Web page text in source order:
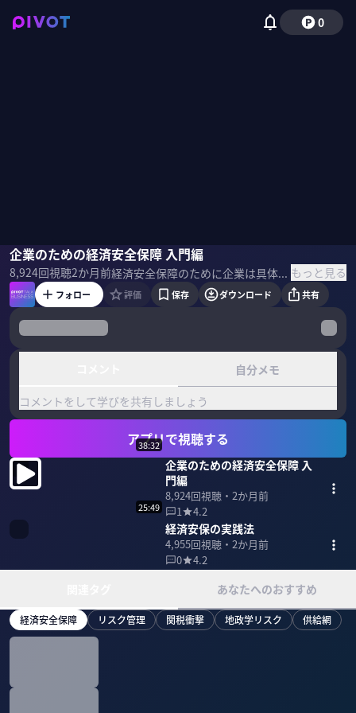
0
企業のための経済安全保障 入門編
8,924回視聴2か月前 経済安全保障のために企業は具体的に何に気を配り、何から始めるべきか。電通総研経済安全保障研究センター副センター長で、民間初となる経済安保専門部署立ち上げの経験をもつ伊藤隆氏に、その基礎を解説してもらった。 ＜ゲスト＞ 伊藤 隆｜電通総研 経済安全保障研究センター(DCER)副センター⻑ 慶應義塾大学法学部卒。1986 年三菱電機入社。2020 年、⺠間初の経済安全保障専門部門を 設立し室⻑就任。2023 年執行役員。現在は電通総研 DCER 副センター⻑のほか、FRONTEO顧問、複数の企業・法律事務所の顧問、日本政府アドバイザーを務める。 ＜参考書籍＞ 『経済安全保障とビジネス 企業が知るべきリスクと実践法』 電通総研経済安全保障研究センター（著）日経BP（刊） もっと見る
伊藤隆小手森千紗
フォロー 評価 保存 ダウンロード 共有
自分メモ
コメントをして学びを共有しましょう
アプリで視聴する
38:32
企業のための経済安全保障 入
門編
8,924回視聴・ 2か月前
1
4.2
25:49
経済安保の実践法
4,955回視聴・ 2か月前
0
4.2
あなたへのおすすめ
経済安全保障 リスク管理 関税衝撃 地政学リスク 供給網